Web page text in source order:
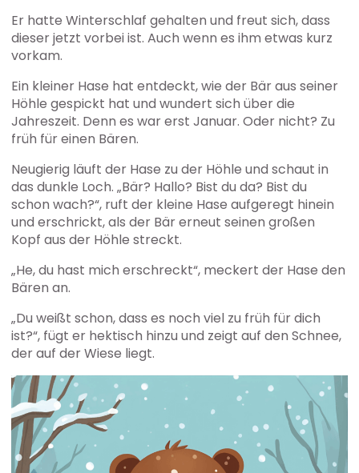
Er hatte Winterschlaf gehalten und freut sich, dass
dieser jetzt vorbei ist. Auch wenn es ihm etwas kurz
vorkam.
Ein kleiner Hase hat entdeckt, wie der Bär aus seiner
Höhle gespickt hat und wundert sich über die
Jahreszeit. Denn es war erst Januar. Oder nicht? Zu
früh für einen Bären.
Neugierig läuft der Hase zu der Höhle und schaut in
das dunkle Loch. „Bär? Hallo? Bist du da? Bist du
schon wach?“, ruft der kleine Hase aufgeregt hinein
und erschrickt, als der Bär erneut seinen großen
Kopf aus der Höhle streckt.
„He, du hast mich erschreckt“, meckert der Hase den
Bären an.
„Du weißt schon, dass es noch viel zu früh für dich
ist?“, fügt er hektisch hinzu und zeigt auf den Schnee,
der auf der Wiese liegt.